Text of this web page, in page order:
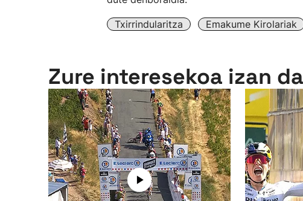
Txirrindularitza Emakume Kirolariak
Zure interesekoa izan